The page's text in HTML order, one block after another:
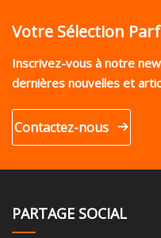
Votre Sélection
Inscrivez-vous à notre
dernières nouvelles et
Contactez-nous
PARTAGE SOCIAL